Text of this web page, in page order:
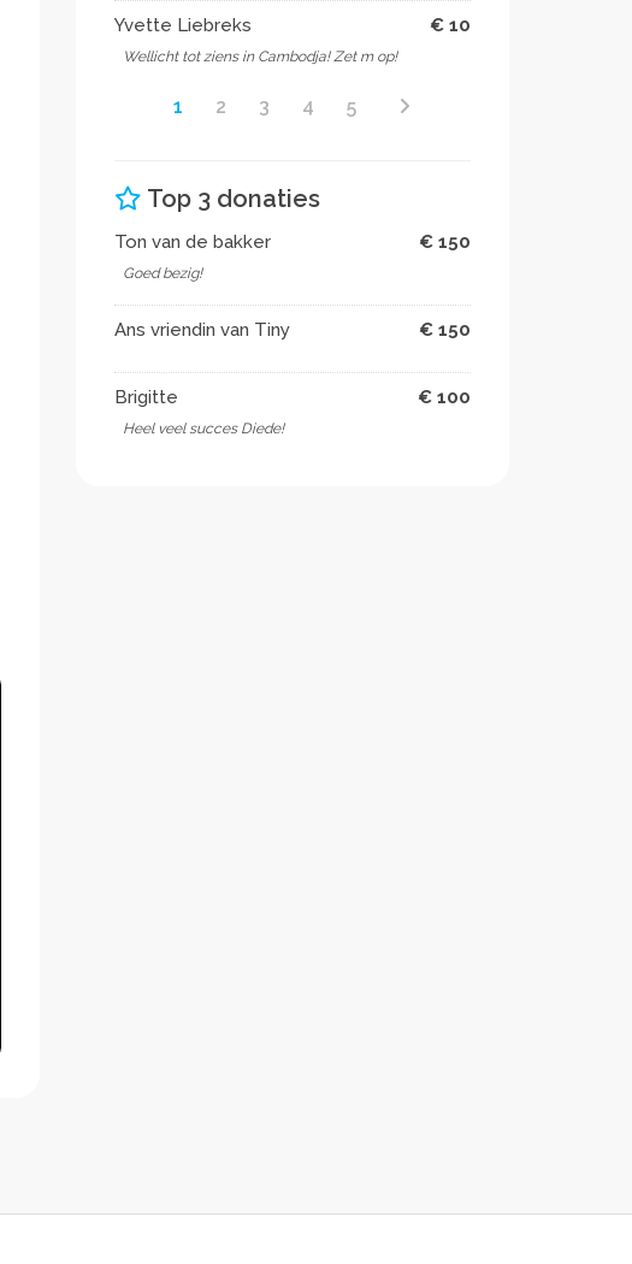
Yvette Liebreks € 10
Wellicht tot ziens in Cambodja! Zet m op!
1 2 3 4 5
Top 3 donaties
Ton van de bakker € 150
Goed bezig!
Ans vriendin van Tiny € 150
Brigitte € 100
Heel veel succes Diede!